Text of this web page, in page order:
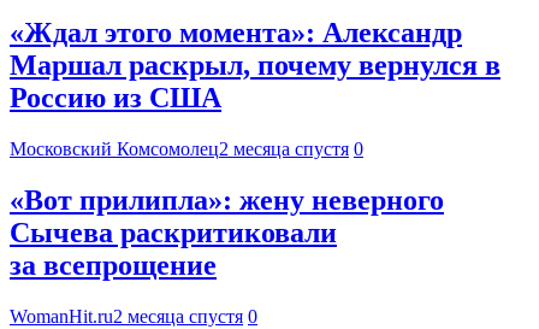
«Ждал этого момента»: Александр
Маршал раскрыл, почему вернулся в
Россию из США
Московский Комсомолец2 месяца спустя 0
«Вот прилипла»: жену неверного
Сычева раскритиковали
за всепрощение
WomanHit.ru2 месяца спустя 0